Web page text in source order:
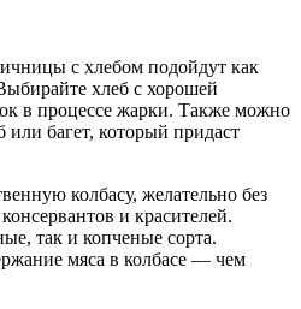
с хлебом подойдут как
хлеб с хорошей
в процессе жарки. Также можно
или багет, который придаст
колбасу, желательно без
и красителей.
так и копченые сорта.
мяса в колбасе — чем